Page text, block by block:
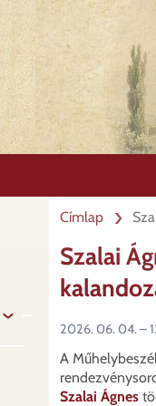
Címlap
Szalai
2026. 06. 04. –
A
Szalai Ágnes